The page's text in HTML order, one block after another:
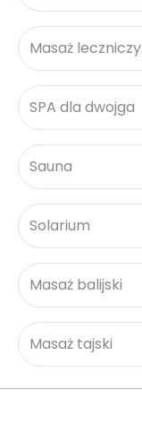
Masaż leczniczy
SPA dla dwojga
Sauna
Solarium
Masaż balijski
Masaż tajski